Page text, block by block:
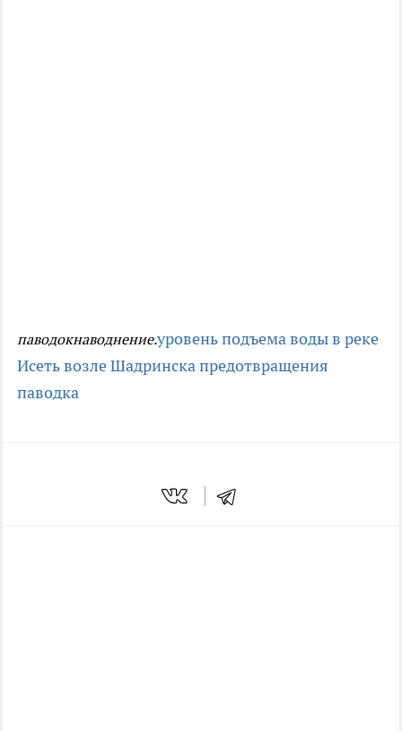
паводокнаводнение.уровень подъема воды в реке
Исеть возле Шадринскапредотвращения
паводка